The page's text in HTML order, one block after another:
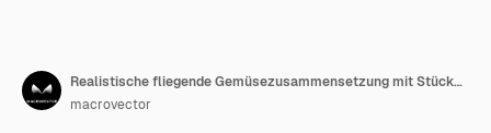
Realistische fliegende Gemüsezusammensetzung mit Stücken von reifen und geschnittenen Früchten in Bewegung
macrovector